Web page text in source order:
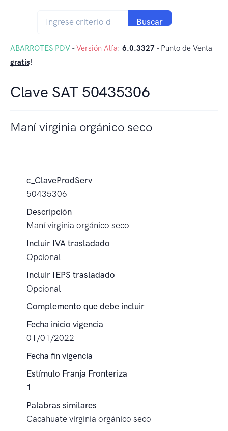
Buscar
ABARROTES PDV -Versión Alfa: 6.0.3327 - Punto de Venta
gratis!
Clave SAT 50435306
Maní virginia orgánico seco
c_ClaveProdServ
50435306
Descripción
Maní virginia orgánico seco
Incluir IVA trasladado
Opcional
Incluir IEPS trasladado
Opcional
Complemento que debe incluir
Fecha inicio vigencia
01/01/2022
Fecha fin vigencia
Estímulo Franja Fronteriza
1
Palabras similares
Cacahuate virginia orgánico seco